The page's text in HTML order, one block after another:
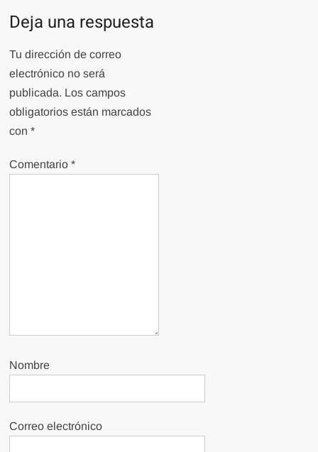
Deja una respuesta
Tu dirección de correo
electrónico no será
publicada. Los campos
obligatorios están marcados
con*
Comentario*
Nombre
Correo electrónico